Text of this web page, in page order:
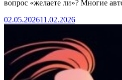
вопрос «желаете ли»? Многие
02.05.202611.02.2026